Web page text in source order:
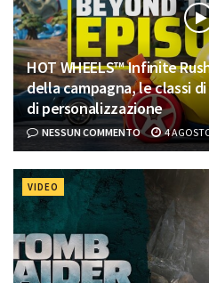
HOT WHEELS™ Infinite
della campagna, le classi
di personalizzazione
NESSUN COMMENTO 4
VIDEO